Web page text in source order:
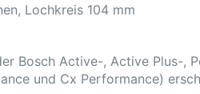
Lochkreis 104 mm
Bosch Active-, Active Plus-,
und Cx Performance)